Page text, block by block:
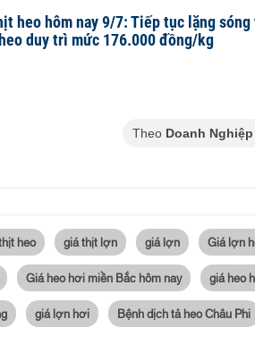
heo hôm nay 9/7: Tiếp tục lặng sóng
duy trì mức 176.000 đồng/kg
Theo Doanh
heo giá thịt lợn giá lợn Giá lợn
Giá heo hơi miền Bắc hôm nay giá heo
giá lợn hơi Bệnh dịch tả heo Châu Phi